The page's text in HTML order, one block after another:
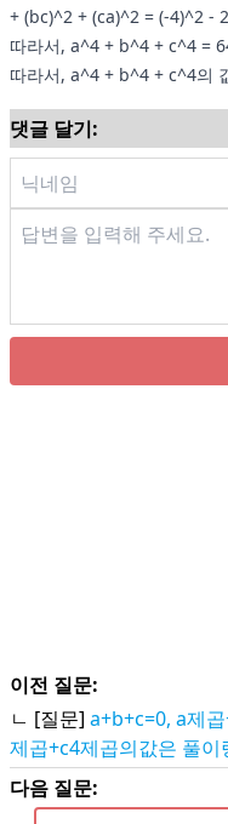
+ (bc)^2 + (ca)^2 = (-4)^2 -
따라서, a^4 + b^4 + c^4 =
따라서, a^4 + b^4 + c^4의
댓글 달기:
이전 질문:
ㄴ [질문] a+b+c=0, a제
제곱+c4제곱의값은 풀이
다음 질문: